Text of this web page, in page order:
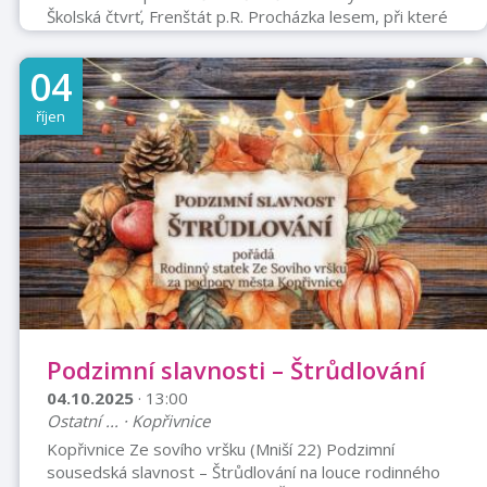
Školská čtvrť, Frenštát p.R. Procházka lesem, při které
potkáte draky, jednorožce, vílu, obra, čarodějnici a další
kouzelné bytosti. V cíli na vás čekají kreativní dílničky a
občerstvení. Pro příjemný průběh akce prosíme o
rezervaci.
04
říjen
Podzimní slavnosti – Štrůdlování
04.10.2025 · 13:00
Ostatní ... · Kopřivnice
Kopřivnice Ze sovího vršku (Mniší 22) Podzimní
sousedská slavnost – Štrůdlování na louce rodinného